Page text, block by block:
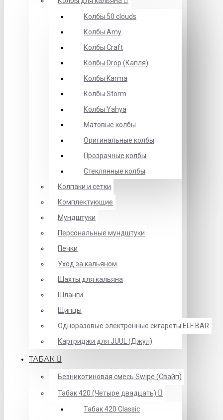
Колбы 50 clouds
Колбы Amy
Колбы Craft
Колбы Drop (Капля)
Колбы Karma
Колбы Storm
Колбы Yahya
Матовые колбы
Оригинальные колбы
Прозрачные колбы
Стеклянные колбы
Колпаки и сетки
Комплектующие
Мундштуки
Персональные мундштуки
Печки
Уход за кальяном
Шахты для кальяна
Шланги
Щипцы
Одноразовые электронные сигареты ELF BAR
Картриджи для JUUL (Джул)
ТАБАК
Безникотиновая смесь Swipe (Свайп)
Табак 420 (Четыре двадцать)
Табак 420 Classic